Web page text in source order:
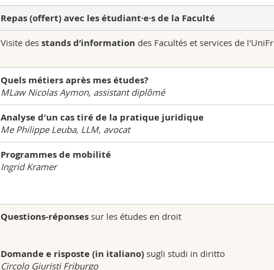
Repas (offert) avec les étudiant·e·s de la Faculté
Visite des stands d’information des Facultés et services de l'UniFr
Quels métiers après mes études?
MLaw Nicolas Aymon, assistant diplômé
Analyse d'un cas tiré de la pratique juridique
Me Philippe Leuba, LLM, avocat
Programmes de mobilité
Ingrid Kramer
Questions-réponses sur les études en droit
Domande e risposte (in italiano) sugli studi in diritto
Circolo Giuristi Friburgo